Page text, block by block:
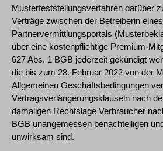
Musterfeststellungsverfahren darüber
Verträge zwischen der Betreiberin
Partnervermittlungsportals
über eine kostenpflichtige Premium-
627 Abs. 1 BGB jederzeit gekündigt
die bis zum 28. Februar 2022 von der
Allgemeinen Geschäftsbedingungen
Vertragsverlängerungsklauseln nach
damaligen Rechtslage Verbraucher
BGB unangemessen benachteiligen
unwirksam sind.